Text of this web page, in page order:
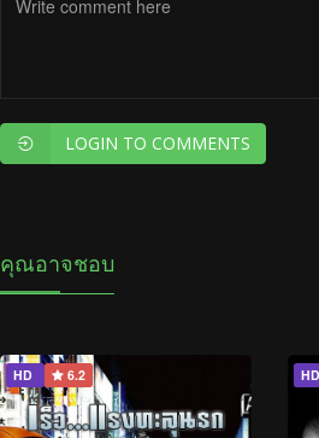
LOGIN TO COMMENTS
คุณอาจชอบ
HD 6.2 HD